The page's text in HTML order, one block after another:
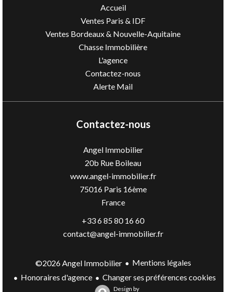
Accueil
Ventes Paris & IDF
Ventes Bordeaux & Nouvelle-Aquitaine
Chasse Immobilière
L'agence
Contactez-nous
Alerte Mail
Contactez-nous
Angel Immobilier
20b Rue Boileau
www.angel-immobilier.fr
75016Paris 16ème
France
+33 6 85 80 16 60
contact@angel-immobilier.fr
©2026 Angel Immobilier
Mentions légales
Honoraires d'agence
Changer ses préférences cookies
Design by